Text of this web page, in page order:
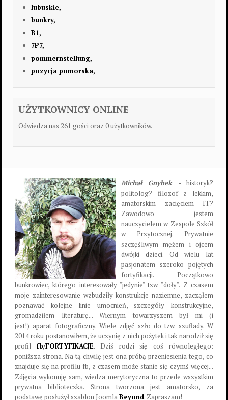
lubuskie,
bunkry,
B1,
7P7,
pommernstellung,
pozycja pomorska,
UŻYTKOWNICY ONLINE
Odwiedza nas 261 gości oraz 0 użytkowników.
Michał Gnybek - historyk?
politolog? filozof z lekkim,
amatorskim zacięciem IT?
Zawodowo jestem
nauczycielem w Zespole Szkół
w Przytocznej. Prywatnie
szczęśliwym mężem i ojcem
dwójki dzieci. Od wielu lat
pasjonatem szeroko pojętych
fortyfikacji. Początkowo
bunkrowiec, którego interesowały "jedynie" tzw. "doły". Z czasem
moje zainteresowanie wzbudziły konstrukcje naziemne, zacząłem
poznawać kolejne linie umocnień, szczegóły konstrukcyjne,
gromadziłem literaturę... Wiernym towarzyszem był mi (i
jest!) aparat fotograficzny. Wiele zdjęć szło do tzw. szuflady. W
2014 roku postanowiłem, że uczynię z nich pożytek i tak narodził się
profil fb/FORTYFIKACJE. Dziś rodzi się coś równoległego:
poniższa strona. Na tą chwilę jest ona próbą przeniesienia tego, co
znajduje się na profilu fb, z czasem może stanie się czymś więcej...
Zdjęcia wykonuję sam, wiedza merytoryczna to przede wszystkim
prywatna biblioteczka. Strona tworzona jest amatorsko, za
podstawę posłużył szablon JoomlaBeyond. Zapraszam!